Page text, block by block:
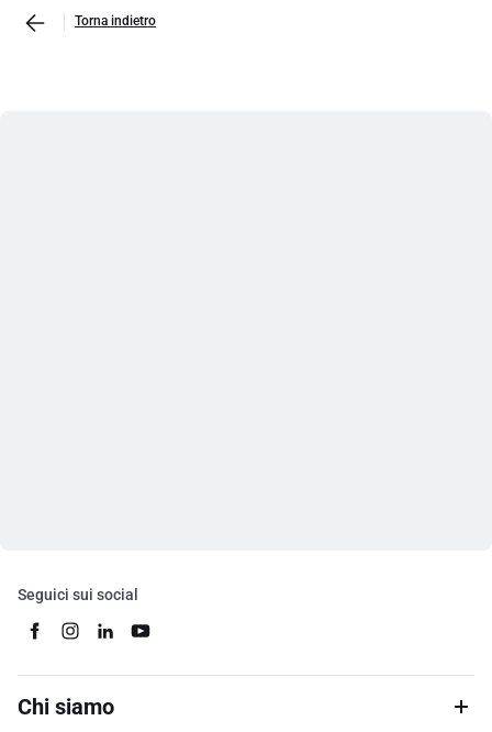
Torna indietro
Seguici sui social
Chi siamo